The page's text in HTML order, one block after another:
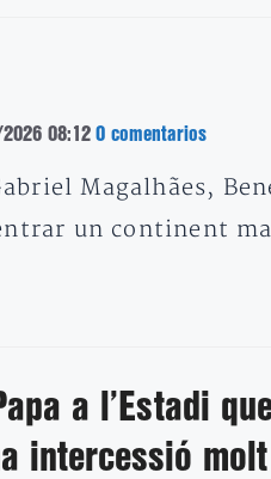
08:12 0 comentarios
Magalhães,
un continent
a l’Estadi
intercessió